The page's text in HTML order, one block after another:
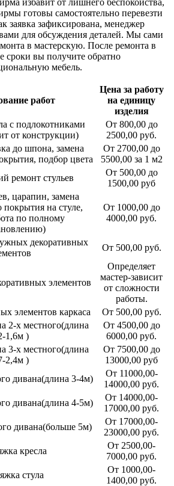
готовы самостоятельно перевезти
заявка зафиксирована, менеджер
для обсуждения деталей. Мы сами
в мастерскую. После ремонта в
сроки вы получите обратно
мебель.
работ
Цена за работу
на единицу
изделия
с подлокотниками
от конструкции)
От 800,00 до
2500,00 руб.
до шпона, замена
подбор цвета
От 2700,00 до
5500,00 за 1 м2
ремонт стульев
От 500,00 до
1500,00 руб
царапин, замена
покрытия на стуле,
по полному
От 1000,00 до
4000,00 руб.
декоративных
От 500,00 руб.
элементов
Определяет
мастер-зависит
от сложности
работы.
элементов каркаса
От 500,00 руб.
2-х местного(длина
1,6м )
От 4500,00 до
6000,00 руб.
3-х местного(длина
2,4м )
От 7500,00 до
13000,00 руб
дивана(длина 3-4м)
От 11000,00-
14000,00 руб.
дивана(длина 4-5м)
От 14000,00-
17000,00 руб.
дивана(больше 5м)
От 17000,00-
23000,00 руб.
кресла
От 2500,00-
7000,00 руб.
стула
От 1000,00-
1400,00 руб.